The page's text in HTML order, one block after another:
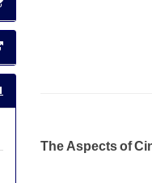
The Aspects of